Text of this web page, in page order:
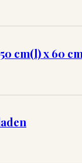
cm(l) x 60